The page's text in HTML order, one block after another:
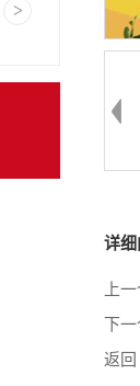
详细
上一
下一
返回